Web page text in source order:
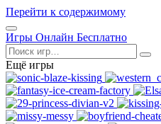
Перейти к содержимому
Открыть
меню
Игры Онлайн Бесплатно
Поиск
Ещё игры